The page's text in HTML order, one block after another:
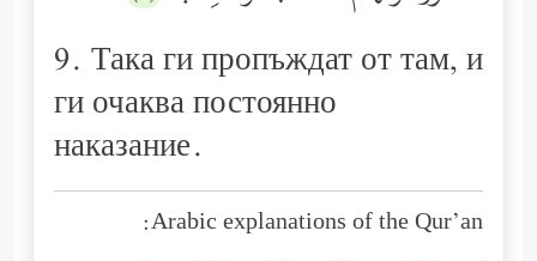
9. Така ги пропъждат от там, и
ги очаква постоянно
наказание.
Arabic explanations of the Qur’an: